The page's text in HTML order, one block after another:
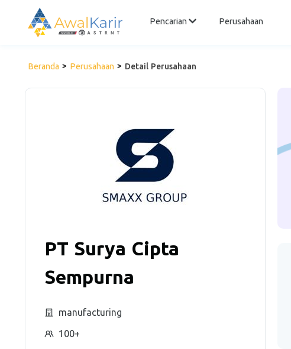
Pencarian Perusahaan
Beranda Perusahaan Detail Perusahaan
PT Surya Cipta
Sempurna
manufacturing
100+